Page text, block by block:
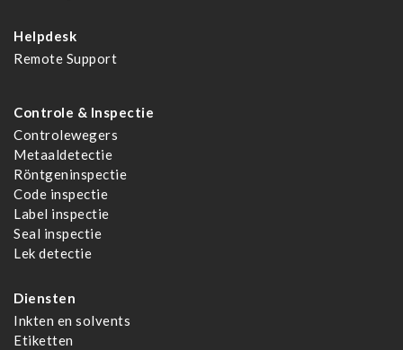
Helpdesk
Remote Support
Controle & Inspectie
Controlewegers
Metaaldetectie
Röntgeninspectie
Code inspectie
Label inspectie
Seal inspectie
Lek detectie
Diensten
Inkten en solvents
Etiketten